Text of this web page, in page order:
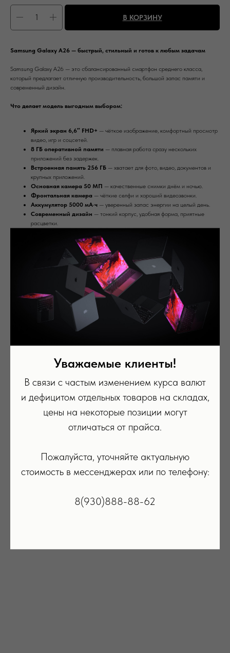
В КОРЗИНУ
Samsung Galaxy A26 — быстрый, стильный и готов к любым задачам
Samsung Galaxy A26 — это сбалансированный смартфон среднего класса,
который предлагает отличную производительность, большой запас памяти и
современный дизайн.
Что делает модель выгодным выбором:
Яркий экран 6,6″ FHD+ — чёткое изображение, комфортный просмотр
видео, игр и соцсетей.
8 ГБ оперативной памяти — плавная работа сразу нескольких
приложений без задержек.
Встроенная память 256 ГБ — хватает для фото, видео, документов и
крупных приложений.
Основная камера 50 МП — качественные снимки днём и ночью.
Фронтальная камера — чёткие селфи и хороший видеозвонки.
Аккумулятор 5000 мА·ч — уверенный запас энергии на целый день.
Современный дизайн — тонкий корпус, удобная форма, приятные
расцветки.
* Обратите внимание: из-за региональных ограничений некоторые функции,
программы данного устройства могут быть недоступны в России. Пожалуйста,
свяжитесь с нашим менеджером для получения дополнительной информации.
Samsung Galaxy
— отличный выбор для тех, кому нужен быстрый, надёжный и
вместительный смартфон на каждый день.
Вас может заинтересовать
Уважаемые клиенты!
В связи с частым изменением курса валют
и дефицитом отдельных товаров на складах,
цены на некоторые позиции могут
отличаться от прайса.
Пожалуйста, уточняйте актуальную
стоимость в мессенджерах или по телефону:
8(930)888-88-62